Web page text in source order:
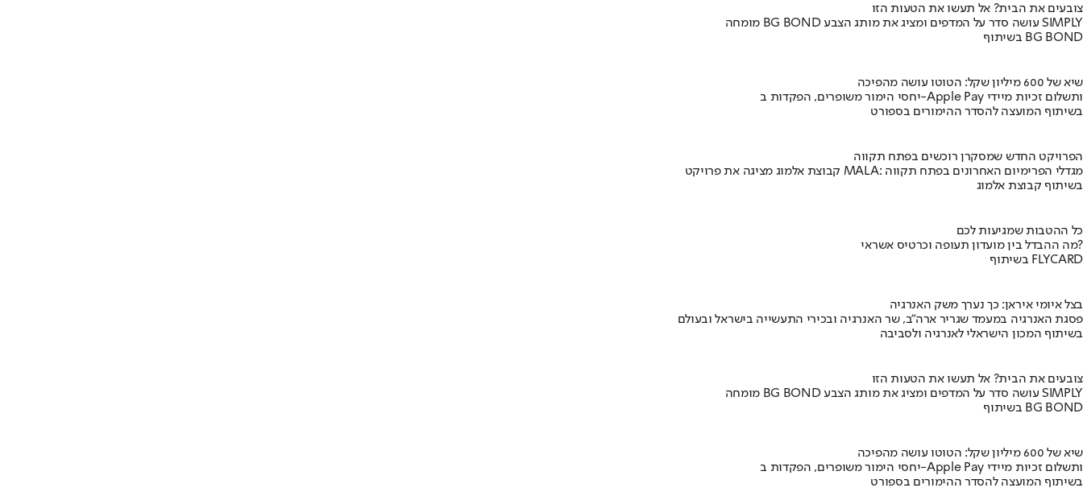
צובעים את הבית? אל תעשו את הטעות הזו
מומחה BG BOND עושה סדר על המדפים ומציג את מותג הצבע SIMPLY
בשיתוף BG BOND
שיא של 600 מיליון שקל: הטוטו עושה מהפיכה
יחסי הימור משופרים, הפקדות ב-Apple Pay ותשלום זכיות מיידי
בשיתוף המועצה להסדר ההימורים בספורט
הפרויקט החדש שמסקרן רוכשים בפתח תקווה
קבוצת אלמוג מציגה את פרויקט MALA: מגדלי הפרימיום האחרונים בפתח תקווה
בשיתוף קבוצת אלמוג
כל ההטבות שמגיעות לכם
מה ההבדל בין מועדון תעופה וכרטיס אשראי?
בשיתוף FLYCARD
בצל איומי איראן: כך נערך משק האנרגיה
פסגת האנרגיה במעמד שגריר ארה"ב, שר האנרגיה ובכירי התעשייה בישראל ובעולם
בשיתוף המכון הישראלי לאנרגיה ולסביבה
צובעים את הבית? אל תעשו את הטעות הזו
מומחה BG BOND עושה סדר על המדפים ומציג את מותג הצבע SIMPLY
בשיתוף BG BOND
שיא של 600 מיליון שקל: הטוטו עושה מהפיכה
יחסי הימור משופרים, הפקדות ב-Apple Pay ותשלום זכיות מיידי
בשיתוף המועצה להסדר ההימורים בספורט